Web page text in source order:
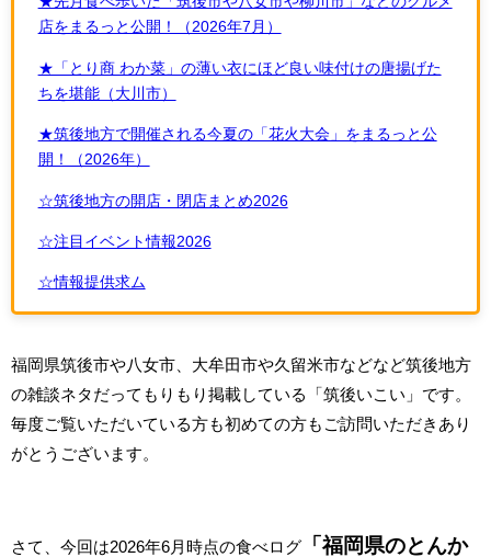
店をまるっと公開！（2026年7月）
★「とり商 わか菜」の薄い衣にほど良い味付けの唐揚げた
ちを堪能（大川市）
★筑後地方で開催される今夏の「花火大会」をまるっと公
開！（2026年）
☆筑後地方の開店・閉店まとめ2026
☆注目イベント情報2026
☆情報提供求ム
福岡県筑後市や八女市、大牟田市や久留米市などなど筑後地方
の雑談ネタだってもりもり掲載している「筑後いこい」です。
毎度ご覧いただいている方も初めての方もご訪問いただきあり
がとうございます。
さて、今回は2026年6月時点の食べログ
「福岡県のとんか